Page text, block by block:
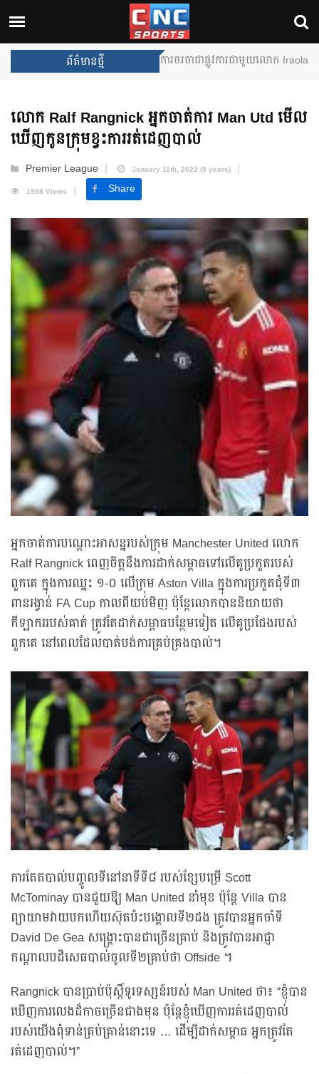
ព័ត៌មានថ្មី Unai Emery សន្យាថានឹងឈ្នះពានរង្វ
លោក Ralf Rangnick អ្នកចាត់ការ Man Utd មើល
ឃើញកូនក្រុមខ្វះការរត់ដេញបាល់
Premier League
January 11th, 2022 (5 years)
1998 Views
Share
អ្នកចាត់ការបណ្ដោះអាសន្នរបស់ក្រុម Manchester United លោក
Ralf Rangnick ពេញចិត្តនឹងការដាក់សម្ពាធទៅលើគូប្រកួតរបស់
ពួកគេ ក្នុងការឈ្នះ ១-០ លើក្រុម Aston Villa ក្នុងការប្រកួតជុំទី៣
ពានរង្វាន់ FA Cup កាលពីយប់មិញ ប៉ុន្តែលោកបាននិយាយថា
កីឡាកររបស់គាត់ ត្រូវតែដាក់សម្ពាធបន្ថែមទៀត លើគូប្រជែងរបស់
ពួកគេ នៅពេលដែលបាត់បង់ការគ្រប់គ្រងបាល់។
ការតែតបាល់បញ្ចូលទីនៅនាទីទី៨ របស់ខ្សែបម្រើ Scott
McTominay បានជួយឱ្យ Man United នាំមុខ ប៉ុន្តែ Villa បាន
ព្យាយាមវាយបកហើយស៊ុតប៉ះបង្គោលទី២ដង ត្រូវបានអ្នកចាំទី
David De Gea សង្គ្រោះបានជាច្រើនគ្រាប់ និងត្រូវបានអាជ្ញា
កណ្ដាលបដិសេធបាល់ចូលទី២គ្រាប់ថា Offside ។
Rangnick បានប្រាប់ប៉ុស្តិ៍ទូរទស្សន៍របស់ Man United ថា៖ “ខ្ញុំបាន
ឃើញការលេងដ៏កាចច្រើនជាងមុន ប៉ុន្តែខ្ញុំឃើញការរត់ដេញបាល់
របស់យើងពុំទាន់គ្រប់គ្រាន់នោះទេ … ដើម្បីដាក់សម្ពាធ អ្នកត្រូវតែ
រត់ដេញបាល់។”